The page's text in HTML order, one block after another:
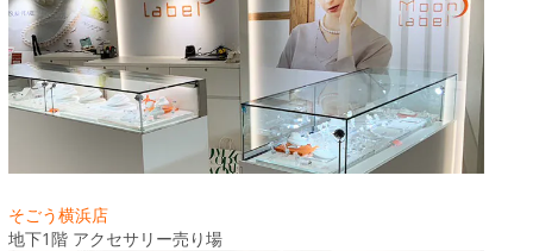
そごう横浜店
地下1階 アクセサリー売り場